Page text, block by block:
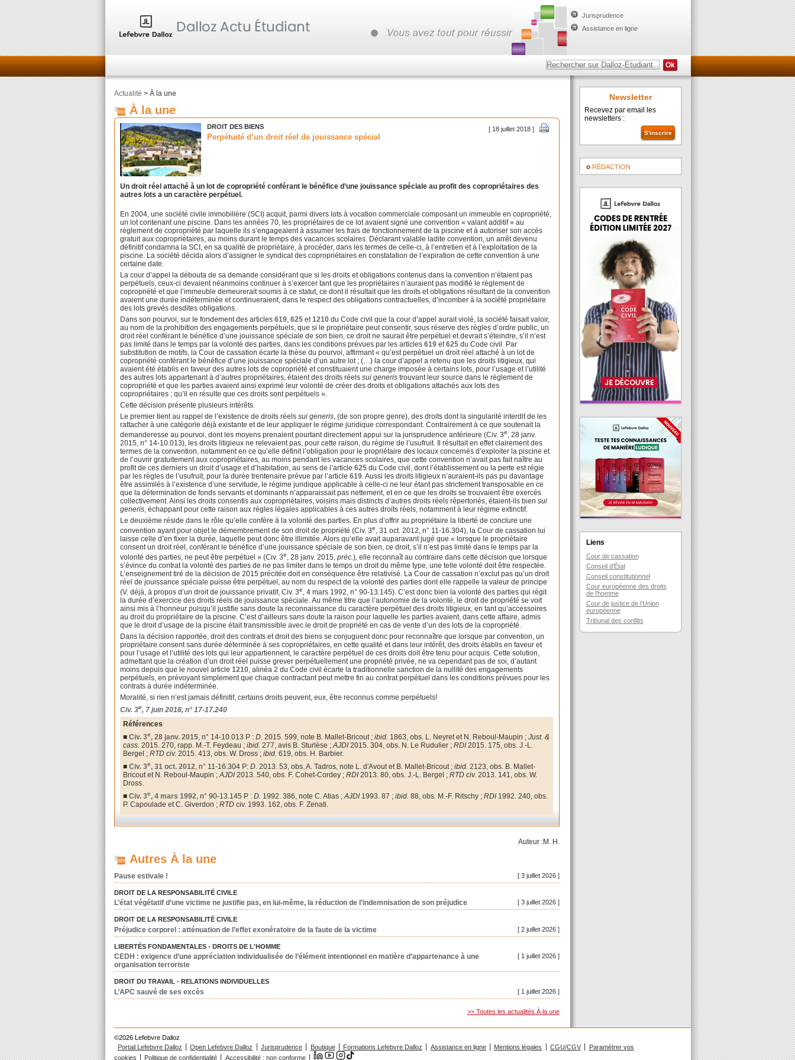
Jurisprudence
Assistance en ligne
Actualité > À la une
À la une
[ 18 juillet 2018 ]
DROIT DES BIENS
Perpétuité d’un droit réel de jouissance spécial
Un droit réel attaché à un lot de copropriété conférant le bénéfice d’une jouissance spéciale au profit des copropriétaires des
autres lots a un caractère perpétuel.
En 2004, une société civile immobilière (SCI) acquit, parmi divers lots à vocation commerciale composant un immeuble en copropriété,
un lot contenant une piscine. Dans les années 70, les propriétaires de ce lot avaient signé une convention « valant additif » au
règlement de copropriété par laquelle ils s’engageaient à assumer les frais de fonctionnement de la piscine et à autoriser son accès
gratuit aux copropriétaires, au moins durant le temps des vacances scolaires. Déclarant valable ladite convention, un arrêt devenu
définitif condamna la SCI, en sa qualité de propriétaire, à procéder, dans les termes de celle-ci, à l’entretien et à l’exploitation de la
piscine. La société décida alors d’assigner le syndicat des copropriétaires en constatation de l’expiration de cette convention à une
certaine date.
La cour d’appel la débouta de sa demande considérant que si les droits et obligations contenus dans la convention n’étaient pas
perpétuels, ceux-ci devaient néanmoins continuer à s’exercer tant que les propriétaires n’auraient pas modifié le règlement de
copropriété et que l’immeuble demeurerait soumis à ce statut, ce dont il résultait que les droits et obligations résultant de la convention
avaient une durée indéterminée et continueraient, dans le respect des obligations contractuelles, d’incomber à la société propriétaire
des lots grevés desdites obligations.
Dans son pourvoi, sur le fondement des articles619,625 et1210 du Code civil que la cour d’appel aurait violé, la société faisait valoir,
au nom de la prohibition des engagements perpétuels, que si le propriétaire peut consentir, sous réserve des règles d’ordre public, un
droit réel conférant le bénéfice d’une jouissance spéciale de son bien, ce droit ne saurait être perpétuel et devrait s’éteindre, s’il n’est
pas limité dans le temps par la volonté des parties, dans les conditions prévues par les articles619 et625 du Code civil. Par
substitution de motifs, la Cour de cassation écarte la thèse du pourvoi, affirmant « qu’est perpétuel un droit réel attaché à un lot de
copropriété conférant le bénéfice d’une jouissance spéciale d’un autre lot ; (…) la cour d’appel a retenu que les droits litigieux, qui
avaient été établis en faveur des autres lots de copropriété et constituaient une charge imposée à certains lots, pour l’usage et l’utilité
des autres lots appartenant à d’autres propriétaires, étaient des droits réelssui generis trouvant leur source dans le règlement de
copropriété et que les parties avaient ainsi exprimé leur volonté de créer des droits et obligations attachés aux lots des
copropriétaires ; qu’il en résulte que ces droits sont perpétuels ».
Cette décision présente plusieurs intérêts.
Le premier tient au rappel de l’existence de droits réelssui generis, (de son propre genre), des droits dont la singularité interdit de les
rattacher à une catégorie déjà existante et de leur appliquer le régime juridique correspondant. Contrairement à ce que soutenait la
demanderesse au pourvoi, dont les moyens prenaient pourtant directement appui sur la jurisprudence antérieure (Civ. 3e, 28 janv.
2015, n° 14-10.013), les droits litigieux ne relevaient pas, pour cette raison, du régime de l’usufruit. Il résultait en effet clairement des
termes de la convention, notamment en ce qu’elle définit l’obligation pour le propriétaire des locaux concernés d’exploiter la piscine et
de l’ouvrir gratuitement aux copropriétaires, au moins pendant les vacances scolaires, que cette convention n’avait pas fait naître au
profit de ces derniers un droit d’usage et d’habitation, au sens de l’article625 du Code civil, dont l’établissement ou la perte est régie
par les règles de l’usufruit, pour la durée trentenaire prévue par l’article619. Aussi les droits litigieux n’auraient-ils pas pu davantage
être assimilés à l’existence d’une servitude, le régime juridique applicable à celle-ci ne leur étant pas strictement transposable en ce
que la détermination de fonds servants et dominants n’apparaissait pas nettement, et en ce que les droits se trouvaient être exercés
collectivement. Ainsi les droits consentis aux copropriétaires, voisins mais distincts d’autres droits réels répertoriés, étaient-ils biensui
generis, échappant pour cette raison aux règles légales applicables à ces autres droits réels, notamment à leur régime extinctif.
Le deuxième réside dans le rôle qu’elle confère à la volonté des parties. En plus d’offrir au propriétaire la liberté de conclure une
convention ayant pour objet le démembrement de son droit de propriété (Civ. 3e
, 31 oct. 2012, n° 11-16.304), la Cour de cassation lui
laisse celle d’en fixer la durée, laquelle peut donc être illimitée. Alors qu’elle avait auparavant jugé que«lorsque le propriétaire
consent un droit réel, conférant le bénéfice d’une jouissance spéciale de son bien, ce droit, s’il n’est pas limité dans le temps par la
volonté des parties, ne peut être perpétuel » (Civ. 3e , 28 janv. 2015,préc.) ,elle reconnaît au contraire dans cette décision que lorsque
s’évince du contrat la volonté des parties de ne pas limiter dans le temps un droit du même type, une telle volonté doit être respectée.
L’enseignement tiré de la décision de 2015 précitée doit en conséquence être relativisé. La Cour de cassation n’exclut pas qu’un droit
réel de jouissance spéciale puisse être perpétuel, au nom du respect de la volonté des parties dont elle rappelle la valeur de principe
(V. déjà, à propos d’un droit de jouissance privatif, Civ. 3e,4 mars 1992, n° 90-13.145). C’est donc bien la volonté des parties qui régit
la durée d’exercice des droits réels de jouissance spéciale. Au même titre que l’autonomie de la volonté, le droit de propriété se voit
ainsi mis à l’honneur puisqu’il justifie sans doute la reconnaissance du caractère perpétuel des droits litigieux, en tant qu’accessoires
au droit du propriétaire de la piscine. C’est d’ailleurs sans doute la raison pour laquelle les parties avaient, dans cette affaire, admis
que le droit d’usage de la piscine était transmissible avec le droit de propriété en cas de vente d’un des lots de la copropriété.
Dans la décision rapportée, droit des contrats et droit des biens se conjuguent donc pour reconnaître que lorsque par convention, un
propriétaire consent sans durée déterminée à ses copropriétaires, en cette qualité et dans leur intérêt, des droits établis en faveur et
pour l’usage et l’utilité des lots qui leur appartiennent, le caractère perpétuel de ces droits doit être tenu pour acquis. Cette solution,
admettant que la création d’un droit réel puisse grever perpétuellement une propriété privée, ne va cependant pas de soi, d’autant
moins depuis que le nouvel article1210 , alinéa 2 du Code civil écarte la traditionnelle sanction de la nullité des engagements
perpétuels, en prévoyant simplement que chaque contractant peut mettre fin au contrat perpétuel dans les conditions prévues pour les
contrats à durée indéterminée.
Moralité, si rien n’est jamais définitif, certains droits peuvent, eux, être reconnus comme perpétuels!
Civ. 3e, 7 juin 2018, n° 17-17.240
Références
■Civ. 3e, 28 janv. 2015, n° 14-10.013 P :D. 2015. 599, note B. Mallet-Bricout ;ibid. 1863, obs. L. Neyret et N. Reboul-Maupin ;Just. &
cass. 2015. 270, rapp. M.-T. Feydeau ;ibid. 277, avis B. Sturlèse ;AJDI 2015. 304, obs. N. Le Rudulier ;RDI 2015. 175, obs. J.-L.
Bergel ;RTD civ. 2015. 413, obs. W. Dross ;ibid. 619, obs. H. Barbier.
■Civ. 3e, 31 oct. 2012, n° 11-16.304 P:D. 2013. 53, obs. A. Tadros, note L. d'Avout et B. Mallet-Bricout ;ibid. 2123, obs. B. Mallet-
Bricout et N. Reboul-Maupin ;AJDI 2013. 540, obs. F. Cohet-Cordey ;RDI2013.80, obs. J.-L. Bergel ;RTD civ. 2013. 141, obs. W.
Dross.
■Civ. 3e, 4 mars 1992, n° 90-13.145 P :D. 1992.386, note C. Atias ;AJDI 1993. 87 ;ibid. 88, obs. M.-F. Ritschy ;RDI 1992.240, obs.
P. Capoulade et C. Giverdon ;RTD civ. 1993. 162, obs. F. Zenati.
Auteur :M. H.
Autres À la une
[ 3 juillet 2026 ]
Pause estivale !
DROIT DE LA RESPONSABILITÉ CIVILE
[ 3 juillet 2026 ]
L’état végétatif d’une victime ne justifie pas, en lui-même, la réduction de l’indemnisation de son préjudice
DROIT DE LA RESPONSABILITÉ CIVILE
[ 2 juillet 2026 ]
Préjudice corporel : atténuation de l’effet exonératoire de la faute de la victime
LIBERTÉS FONDAMENTALES - DROITS DE L'HOMME
[ 1 juillet 2026 ]
CEDH : exigence d’une appréciation individualisée de l’élément intentionnel en matière d’appartenance à une
organisation terroriste
DROIT DU TRAVAIL - RELATIONS INDIVIDUELLES
[ 1 juillet 2026 ]
L’APC sauvé de ses excès
>> Toutes les actualités À la une
Newsletter
Recevez par email les
newsletters :
RÉDACTION
Liens
Cour de cassation
Conseil d’État
Conseil constitutionnel
Cour européenne des droits
de l’homme
Cour de justice de l’Union
européenne
Tribunal des conflits
©2026 Lefebvre Dalloz
Portail Lefebvre Dalloz
Open Lefebvre Dalloz Jurisprudence Boutique Formations Lefebvre Dalloz Assistance en ligne Mentions légales CGU/CGV
Paramétrer vos
cookies
Politique de confidentialité Accessibilité : non conforme